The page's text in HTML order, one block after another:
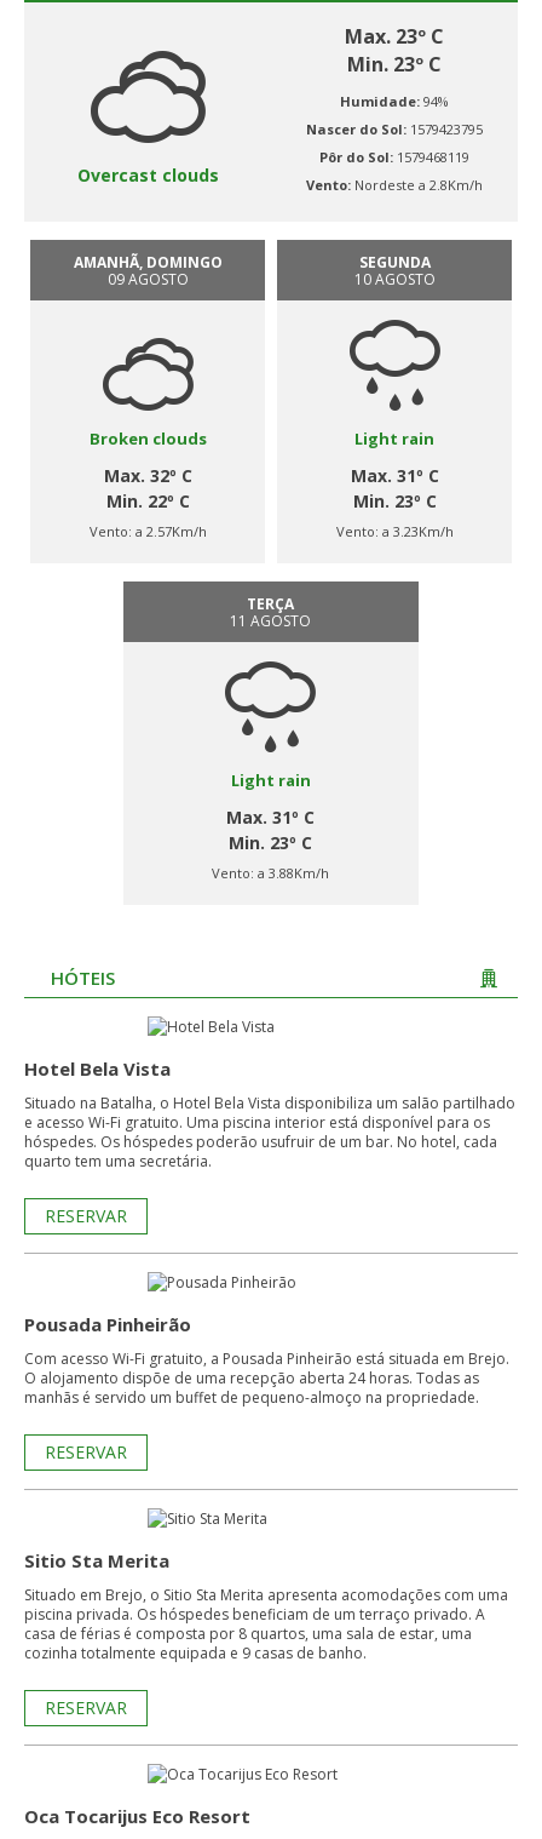
Overcast clouds
Max. 23º C
Min. 23º C
Humidade: 94%
Nascer do Sol: 1579423795
Pôr do Sol: 1579468119
Vento: Nordeste a 2.8Km/h
AMANHÃ, DOMINGO
09 AGOSTO
Broken clouds
Max. 32º C
Min. 22º C
Vento: a 2.57Km/h
SEGUNDA
10 AGOSTO
Light rain
Max. 31º C
Min. 23º C
Vento: a 3.23Km/h
TERÇA
11 AGOSTO
Light rain
Max. 31º C
Min. 23º C
Vento:a 3.88Km/h
HÓTEIS
Hotel Bela Vista
Situado na Batalha, o Hotel Bela Vista disponibiliza um salão partilhado
e acesso Wi-Fi gratuito. Uma piscina interior está disponível para os
hóspedes. Os hóspedes poderão usufruir de um bar. No hotel, cada
quarto tem uma secretária.
RESERVAR
Pousada Pinheirão
Com acesso Wi-Fi gratuito, a Pousada Pinheirão está situada em Brejo.
O alojamento dispõe de uma recepção aberta 24 horas. Todas as
manhãs é servido um buffet de pequeno-almoço na propriedade.
RESERVAR
Sitio Sta Merita
Situado em Brejo, o Sitio Sta Merita apresenta acomodações com uma
piscina privada. Os hóspedes beneficiam de um terraço privado. A
casa de férias é composta por 8 quartos, uma sala de estar, uma
cozinha totalmente equipada e 9 casas de banho.
RESERVAR
Oca Tocarijus Eco Resort